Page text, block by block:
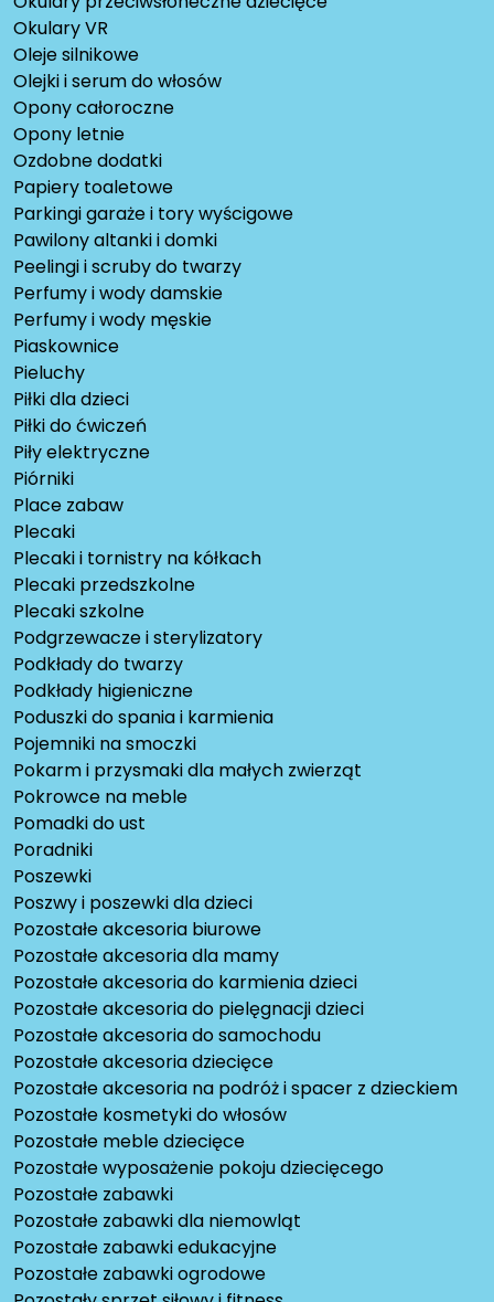
Okulary VR
Oleje silnikowe
Olejki i serum do włosów
Opony całoroczne
Opony letnie
Ozdobne dodatki
Papiery toaletowe
Parkingi garaże i tory wyścigowe
Pawilony altanki i domki
Peelingi i scruby do twarzy
Perfumy i wody damskie
Perfumy i wody męskie
Piaskownice
Pieluchy
Piłki dla dzieci
Piłki do ćwiczeń
Piły elektryczne
Piórniki
Place zabaw
Plecaki
Plecaki i tornistry na kółkach
Plecaki przedszkolne
Plecaki szkolne
Podgrzewacze i sterylizatory
Podkłady do twarzy
Podkłady higieniczne
Poduszki do spania i karmienia
Pojemniki na smoczki
Pokarm i przysmaki dla małych zwierząt
Pokrowce na meble
Pomadki do ust
Poradniki
Poszewki
Poszwy i poszewki dla dzieci
Pozostałe akcesoria biurowe
Pozostałe akcesoria dla mamy
Pozostałe akcesoria do karmienia dzieci
Pozostałe akcesoria do pielęgnacji dzieci
Pozostałe akcesoria do samochodu
Pozostałe akcesoria dziecięce
Pozostałe akcesoria na podróż i spacer z dzieckiem
Pozostałe kosmetyki do włosów
Pozostałe meble dziecięce
Pozostałe wyposażenie pokoju dziecięcego
Pozostałe zabawki
Pozostałe zabawki dla niemowląt
Pozostałe zabawki edukacyjne
Pozostałe zabawki ogrodowe